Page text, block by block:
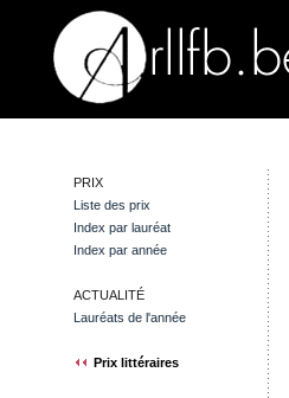
PRIX
Liste des prix
Index par lauréat
Index par année
ACTUALITÉ
Lauréats de l'année
Prix littéraires